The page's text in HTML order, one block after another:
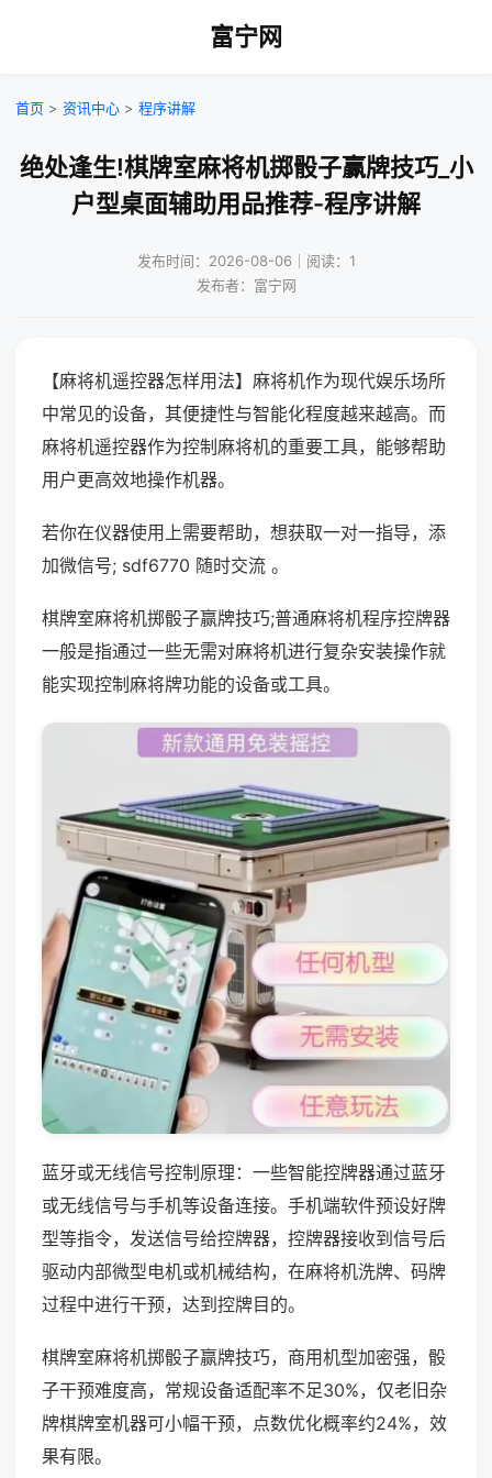
富宁网
首页 > 资讯中心 > 程序讲解
绝处逢生!棋牌室麻将机掷骰子赢牌技巧_小
户型桌面辅助用品推荐-程序讲解
发布时间：2026-08-06｜阅读：1
发布者：富宁网
【麻将机遥控器怎样用法】麻将机作为现代娱乐场所
中常见的设备，其便捷性与智能化程度越来越高。而
麻将机遥控器作为控制麻将机的重要工具，能够帮助
用户更高效地操作机器。
若你在仪器使用上需要帮助，想获取一对一指导，添
加微信号; sdf6770 随时交流 。
棋牌室麻将机掷骰子赢牌技巧;普通麻将机程序控牌器
一般是指通过一些无需对麻将机进行复杂安装操作就
能实现控制麻将牌功能的设备或工具。
蓝牙或无线信号控制原理：一些智能控牌器通过蓝牙
或无线信号与手机等设备连接。手机端软件预设好牌
型等指令，发送信号给控牌器，控牌器接收到信号后
驱动内部微型电机或机械结构，在麻将机洗牌、码牌
过程中进行干预，达到控牌目的。
棋牌室麻将机掷骰子赢牌技巧，商用机型加密强，骰
子干预难度高，常规设备适配率不足30%，仅老旧杂
牌棋牌室机器可小幅干预，点数优化概率约24%，效
果有限。